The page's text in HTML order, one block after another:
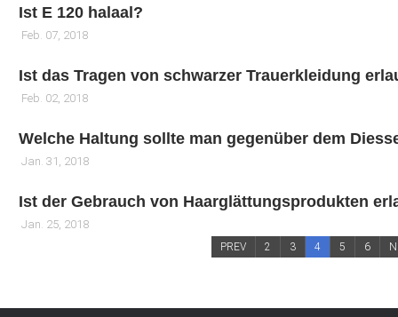
Ist E 120 halaal?
Feb. 07, 2018
Ist das Tragen von schwarzer Trauerkleidung
Feb. 02, 2018
Welche Haltung sollte man gegenüber dem
Jan. 31, 2018
Ist der Gebrauch von Haarglättungsprodukten
Jan. 25, 2018
PREV 2 3 4 5 6